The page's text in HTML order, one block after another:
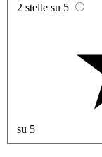
2 stelle su 5
su 5